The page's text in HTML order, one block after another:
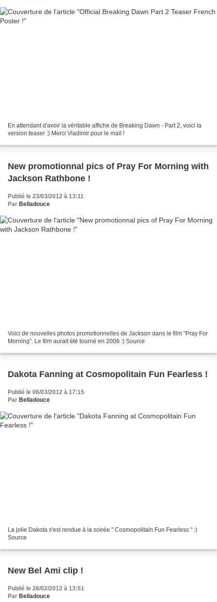
En attendant d'avoir la véritable affiche de Breaking Dawn - Part 2, voici la
version teaser :) Merci Vladimir pour le mail !
New promotionnal pics of Pray For Morning with
Jackson Rathbone !
Publié le 23/03/2012 à 13:11
Par Belladouce
Voici de nouvelles photos promotionnelles de Jackson dans le film "Pray For
Morning". Le film aurait été tourné en 2006 :) Source
Dakota Fanning at Cosmopolitain Fun Fearless !
Publié le 06/03/2012 à 17:15
Par Belladouce
La jolie Dakota s'est rendue à la soirée " Cosmopolitain Fun Fearless " :)
Source
New Bel Ami clip !
Publié le 26/02/2012 à 13:51
Par Belladouce